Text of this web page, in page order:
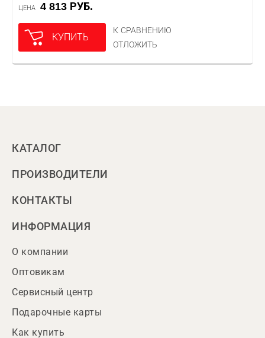
ЦЕНА 4 813 РУБ.
КУПИТЬ
К СРАВНЕНИЮ
ОТЛОЖИТЬ
КАТАЛОГ
ПРОИЗВОДИТЕЛИ
КОНТАКТЫ
ИНФОРМАЦИЯ
О компании
Оптовикам
Сервисный центр
Подарочные карты
Как купить